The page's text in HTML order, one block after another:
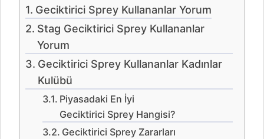
Geciktirici Sprey Kullananlar Yorum
Stag Geciktirici Sprey Kullananlar
Yorum
Geciktirici Sprey Kullananlar Kadınlar
Kulübü
Piyasadaki En İyi
Geciktirici Sprey Hangisi?
Geciktirici Sprey Zararları